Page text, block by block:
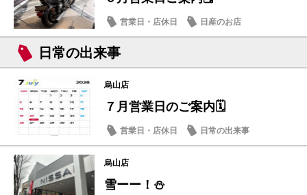
営業日・店休日 日産のお店
日常の出来事
烏山店
７月営業日のご案内🗓️
営業日・店休日 日常の出来事
烏山店
雪ーー！⛄️